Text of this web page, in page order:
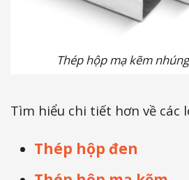
Thép hộp mạ kẽm
Tìm hiểu chi tiết hơn về các
Thép hộp đen